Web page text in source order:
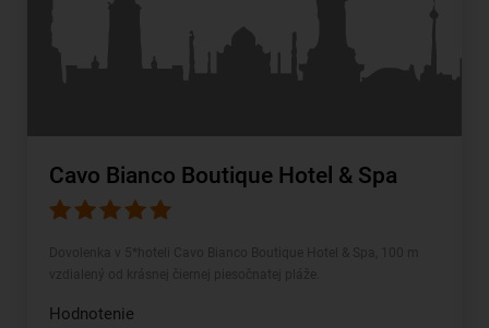
Cavo Bianco Boutique Hotel & Spa
Hodnotenie